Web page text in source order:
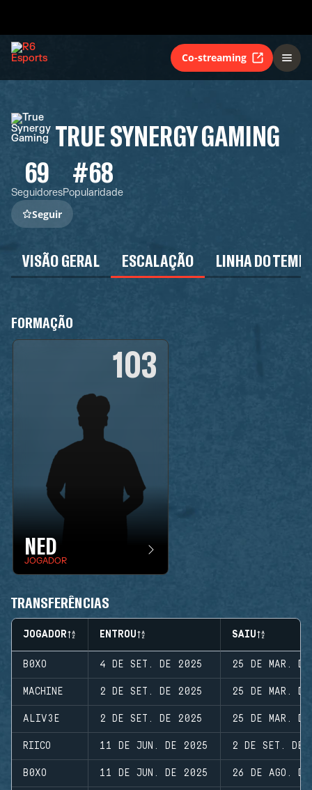
Co-streaming
TRUE SYNERGY GAMING
69
Seguidores
#68
Popularidade
Seguir
VISÃO GERAL ESCALAÇÃO LINHA DO
FORMAÇÃO
103
NED
JOGADOR
TRANSFERÊNCIAS
JOGADOR ENTROU SAIU
B0XO 4 DE SET. DE 2025 25 DE MAR.
MACHINE 2 DE SET. DE 2025 25 DE MAR.
ALIV3E 2 DE SET. DE 2025 25 DE MAR.
RIICO 11 DE JUN. DE 2025 2 DE SET. DE
B0XO 11 DE JUN. DE 2025 26 DE AGO.